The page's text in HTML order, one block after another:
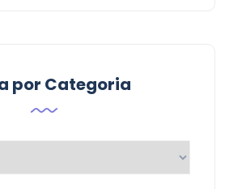
por Categoria